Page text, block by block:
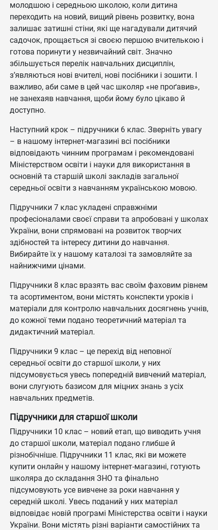
молодшою і середньою школою, коли дитина
переходить на новий, вищий рівень розвитку, вона
залишає затишні стіни, які ще нагадували дитячий
садочок, прощається зі своєю першою вчителькою і
готова поринути у незвичайний світ. Значно
збільшується перелік навчальних дисциплін,
з’являються нові вчителі, нові посібники і зошити. І
важливо, аби саме в цей час школяр «не проґавив»,
не занехаяв навчання, щоби йому було цікаво й
доступно.
Наступний крок – підручники 6 клас. Зверніть увагу
– в нашому інтернет-магазині всі посібники
відповідають чинним програмам і рекомендовані
Міністерством освіти і науки для використання в
основній та старшій школі закладів загальної
середньої освіти з навчанням українською мовою.
Підручники 7 клас укладені справжніми
професіоналами своєї справи та апробовані у школах
України, вони спрямовані на розвиток творчих
здібностей та інтересу дитини до навчання.
Вибирайте їх у нашому каталозі та замовляйте за
найнижчими цінами.
Підручники 8 клас вразять вас своїм фаховим рівнем
та асортиментом, вони містять конспекти уроків і
матеріали для контролю навчальних досягнень учнів,
до кожної теми подано теоретичний матеріал та
дидактичний матеріал.
Підручники 9 клас – це перехід від неповної
середньої освіти до старшої школи, у них
підсумовується увесь попередній вивчений матеріал,
вони слугують базисом для міцних знань з усіх
навчальних предметів.
Підручники для старшої школи
Підручники 10 клас – новий етап, що виводить учня
до старшої школи, матеріал подано глибше й
різнобічніше. Підручники 11 клас, які ви можете
купити онлайн у нашому інтернет-магазині, готують
школяра до складання ЗНО та фінально
підсумовують усе вивчене за роки навчання у
середній школі. Увесь поданий у них матеріал
відповідає новій програмі Міністерства освіти і науки
України. Вони містять різні варіанти самостійних та